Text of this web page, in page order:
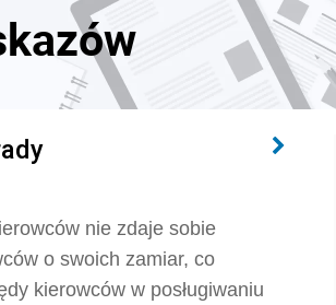
nie zdaje sobie
o swoich zamiar, co
kierowców w posługiwaniu